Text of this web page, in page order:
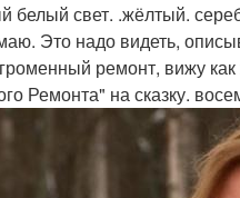
белый свет. .жёлтый.
Это надо видеть,
ремонт, вижу
Ремонта" на сказку.